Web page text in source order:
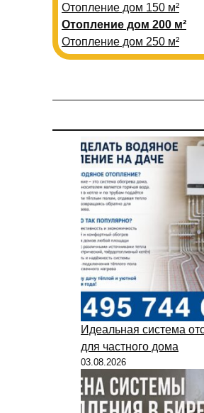
Отопление дом 150 м²
Отопление дом 200 м²
Отопление дом 250 м²
Идеальная система
для частного дома
03.08.2026